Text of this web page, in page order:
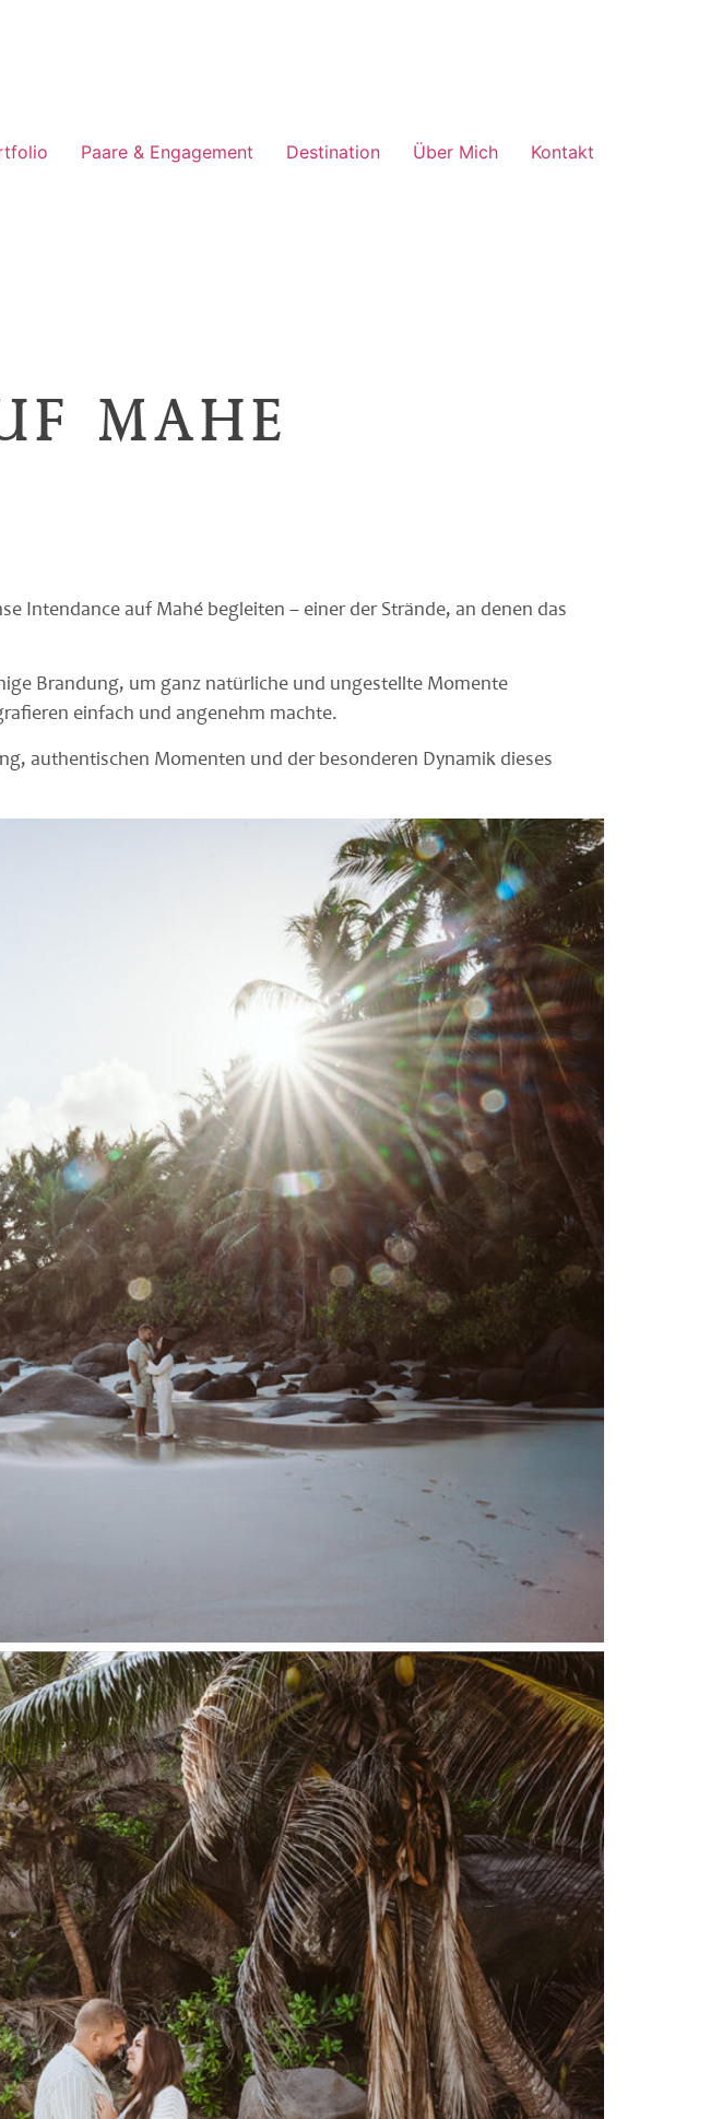
Paare & Engagement Destination Über Mich Kontakt
Mahe
Intendance auf Mahé begleiten – einer der Strände, an denen das
Brandung, um ganz natürliche und ungestellte Momente
einfach und angenehm machte.
authentischen Momenten und der besonderen Dynamik dieses